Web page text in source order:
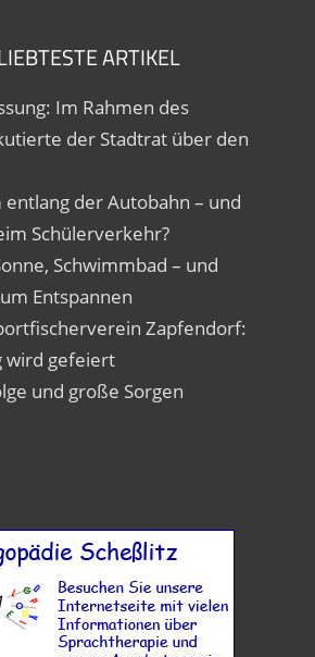
ARTIKEL
Im Rahmen des
der Stadtrat über den
entlang der Autobahn – und
Schülerverkehr?
Schwimmbad – und
Entspannen
Zapfendorf:
wird gefeiert
und große Sorgen